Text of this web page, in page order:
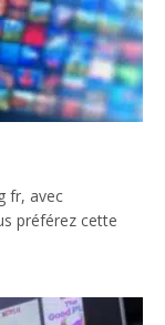
fr, avec
préférez cette